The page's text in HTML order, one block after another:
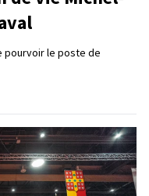
pourvoir le poste de